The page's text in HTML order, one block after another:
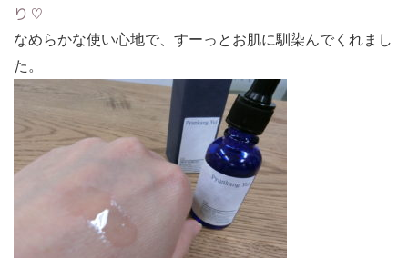
り♡
なめらかな使い心地で、すーっとお肌に馴染んでくれまし
た。